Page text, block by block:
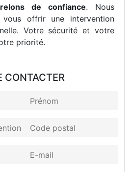
de confiance. Nous
offrir une intervention
Votre sécurité et votre
priorité.
CONTACTER